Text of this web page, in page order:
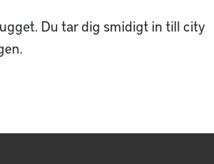
Du tar dig smidigt in till city